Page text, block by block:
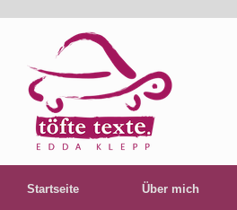
Startseite Über mich